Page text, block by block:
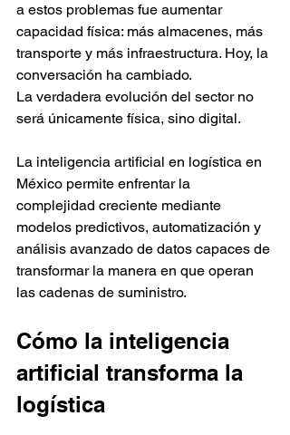
a estos problemas fue aumentar
capacidad física: más almacenes, más
transporte y más infraestructura. Hoy, la
conversación ha cambiado.
La verdadera evolución del sector no
será únicamente física, sino digital.
La inteligencia artificial en logística en
México permite enfrentar la
complejidad creciente mediante
modelos predictivos, automatización y
análisis avanzado de datos capaces de
transformar la manera en que operan
las cadenas de suministro.
Cómo la inteligencia
artificial transforma la
logística